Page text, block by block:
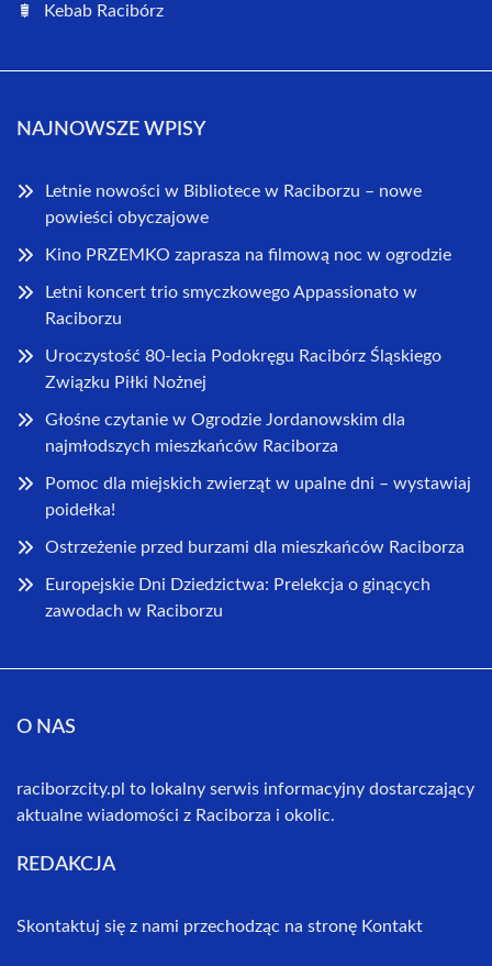
Kebab Racibórz
NAJNOWSZE WPISY
Letnie nowości w Bibliotece w Raciborzu – nowe
powieści obyczajowe
Kino PRZEMKO zaprasza na filmową noc w ogrodzie
Letni koncert trio smyczkowego Appassionato w
Raciborzu
Uroczystość 80-lecia Podokręgu Racibórz Śląskiego
Związku Piłki Nożnej
Głośne czytanie w Ogrodzie Jordanowskim dla
najmłodszych mieszkańców Raciborza
Pomoc dla miejskich zwierząt w upalne dni – wystawiaj
poidełka!
Ostrzeżenie przed burzami dla mieszkańców Raciborza
Europejskie Dni Dziedzictwa: Prelekcja o ginących
zawodach w Raciborzu
O NAS
raciborzcity.pl to lokalny serwis informacyjny dostarczający
aktualne wiadomości z Raciborza i okolic.
REDAKCJA
Skontaktuj się z nami przechodząc na stronę Kontakt